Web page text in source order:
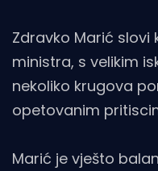
Zdravko Marić
ministra, s velikim
nekoliko krugova
opetovanim
Marić je vješto